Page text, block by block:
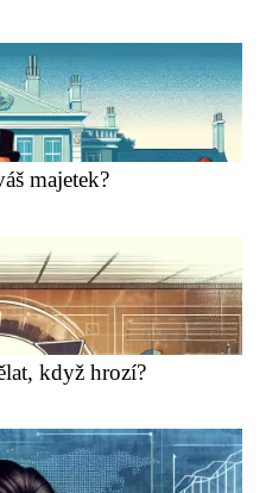
majetek?
když hrozí?